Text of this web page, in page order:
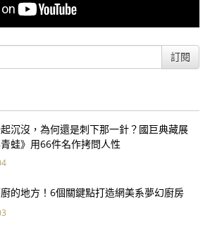
訂閱
沉沒，為何還是刺下那一針？國巨典藏展
青蛙》用66件名作拷問人性
的地方！6個關鍵點打造網美系夢幻廚房